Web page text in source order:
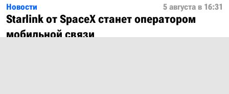
Новости 5 августа в 16:31
Starlink от SpaceX станет оператором
мобильной связи